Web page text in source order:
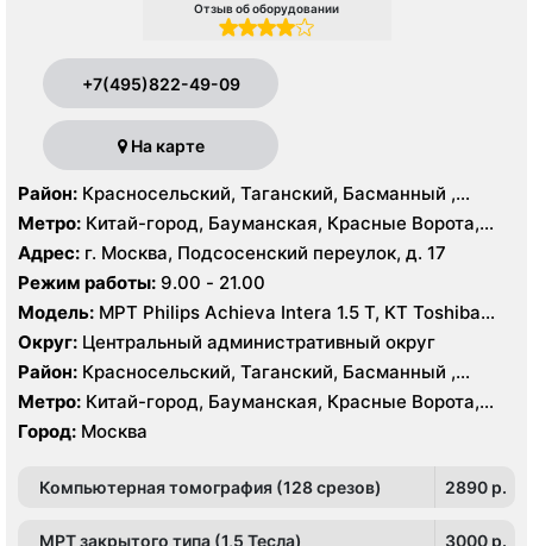
Отзыв об оборудовании
+7(495)822-49-09
На карте
Район: Красносельский, Таганский, Басманный ,
Тверской
Метро: Китай-город, Бауманская, Красные Ворота,
Кузнецкий мост, Курская, Лубянка, Площадь Ильича,
Сретенский бульвар, Таганская, Чкаловская
Адрес: г. Москва, Подсосенский переулок, д. 17
Режим работы: 9.00 - 21.00
Модель: МРТ Philips Achieva Intera 1.5 T, КТ Toshiba
Aquilion CXL 128 срезов, УЗИ
Округ: Центральный административный округ
Район: Красносельский, Таганский, Басманный ,
Тверской
Метро: Китай-город, Бауманская, Красные Ворота,
Кузнецкий мост, Курская, Лубянка, Площадь Ильича,
Сретенский бульвар, Таганская, Чкаловская
Город: Москва
Компьютерная томография (128 срезов) 2890 p.
МРТ закрытого типа (1,5 Тесла) 3000 p.